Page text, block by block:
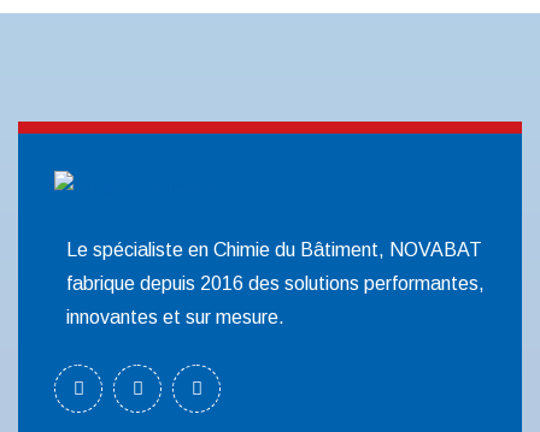
Le spécialiste en Chimie du Bâtiment, NOVABAT
fabrique depuis 2016 des solutions performantes,
innovantes et sur mesure.